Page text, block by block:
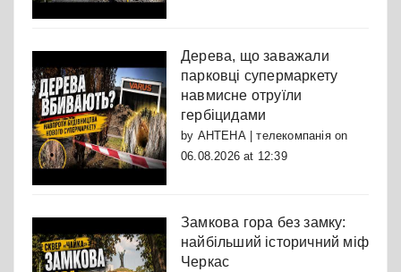
Дерева, що заважали
парковці супермаркету
навмисне отруїли
гербіцидами
by АНТЕНА | телекомпаніяon
06.08.2026 at 12:39
Замкова гора без замку:
найбільший історичний міф
Черкас